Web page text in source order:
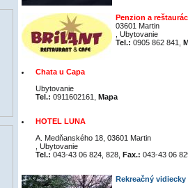
Penzion a
03601 Martin
, Ubytovanie
Tel.: 0905 862 841,
Chata u Capa
Ubytovanie
Tel.: 0911602161, Mapa
HOTEL LUNA
A. Medňanského 18, 03601 Martin
, Ubytovanie
Tel.: 043-43 06 824, 828, Fax.: 043-43 06
Rekreačný vidiecky